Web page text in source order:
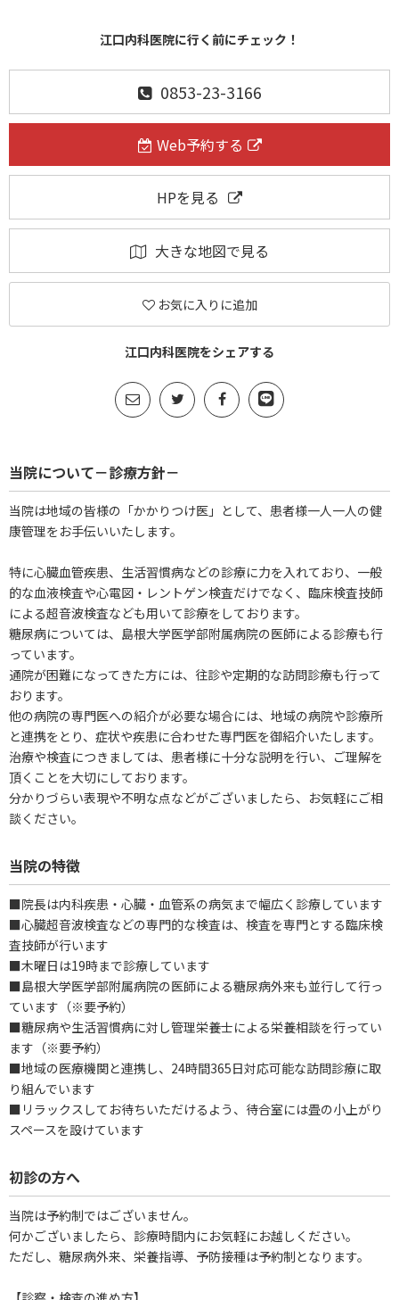
江口内科医院に行く前にチェック！
0853-23-3166
Web予約する
HPを見る
大きな地図で見る
お気に入りに追加
江口内科医院をシェアする
当院について－診療方針－
当院は地域の皆様の「かかりつけ医」として、患者様一人一人の健
康管理をお手伝いいたします。
特に心臓血管疾患、生活習慣病などの診療に力を入れており、一般
的な血液検査や心電図・レントゲン検査だけでなく、臨床検査技師
による超音波検査なども用いて診療をしております。
糖尿病については、島根大学医学部附属病院の医師による診療も行
っています。
通院が困難になってきた方には、往診や定期的な訪問診療も行って
おります。
他の病院の専門医への紹介が必要な場合には、地域の病院や診療所
と連携をとり、症状や疾患に合わせた専門医を御紹介いたします。
治療や検査につきましては、患者様に十分な説明を行い、ご理解を
頂くことを大切にしております。
分かりづらい表現や不明な点などがございましたら、お気軽にご相
談ください。
当院の特徴
■院長は内科疾患・心臓・血管系の病気まで幅広く診療しています
■心臓超音波検査などの専門的な検査は、検査を専門とする臨床検
査技師が行います
■木曜日は19時まで診療しています
■島根大学医学部附属病院の医師による糖尿病外来も並行して行っ
ています（※要予約）
■糖尿病や生活習慣病に対し管理栄養士による栄養相談を行ってい
ます（※要予約）
■地域の医療機関と連携し、24時間365日対応可能な訪問診療に取
り組んでいます
■リラックスしてお待ちいただけるよう、待合室には畳の小上がり
スペースを設けています
初診の方へ
当院は予約制ではございません。
何かございましたら、診療時間内にお気軽にお越しください。
ただし、糖尿病外来、栄養指導、予防接種は予約制となります。